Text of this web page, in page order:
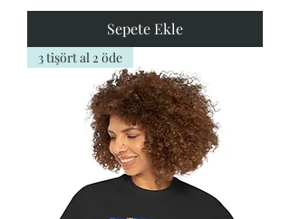
Sepete Ekle
3 tişört al 2 öde